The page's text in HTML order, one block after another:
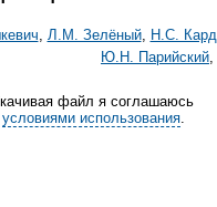
, Л.М. Зелёный, Н.С.
Ю.Н. Парийский,
файл я соглашаюсь
условиями использования.